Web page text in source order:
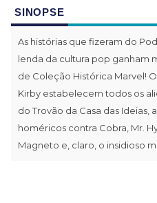
SINOPSE
As histórias que fizeram do
lenda da cultura pop ganham
de Coleção Histórica Marvel!
Kirby estabelecem todos os
do Trovão da Casa das
homéricos contra Cobra, Mr.
Magneto e, claro, o insidioso